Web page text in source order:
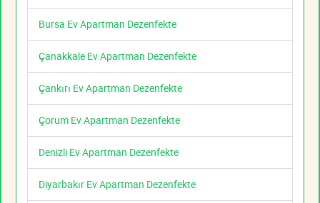
Bursa Ev Apartman Dezenfekte
Çanakkale Ev Apartman Dezenfekte
Çankırı Ev Apartman Dezenfekte
Çorum Ev Apartman Dezenfekte
Denizli Ev Apartman Dezenfekte
Diyarbakır Ev Apartman Dezenfekte